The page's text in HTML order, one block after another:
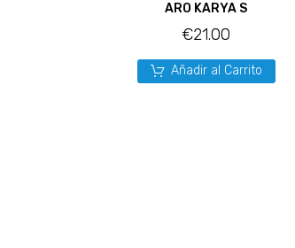
ARO KARYA S
€21.00
Añadir al Carrito